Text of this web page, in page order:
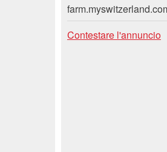
Contestare l'annuncio